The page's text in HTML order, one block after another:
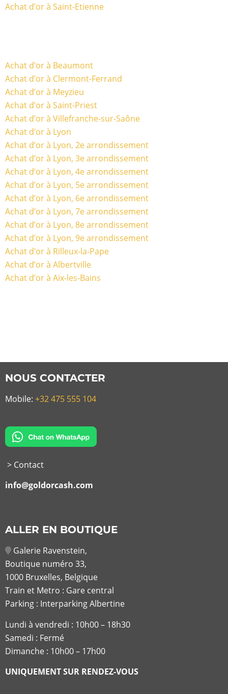
Achat d’or à Saint-Etienne
Achat d’or à Beaumont
Achat d’or à Clermont-Ferrand
Achat d’or à Meyzieu
Achat d’or à Saint-Priest
Achat d’or à Villefranche-sur-Saône
Achat d’or à Lyon
Achat d’or à Lyon, 2e arrondissement
Achat d’or à Lyon, 3e arrondissement
Achat d’or à Lyon, 4e arrondissement
Achat d’or à Lyon, 5e arrondissement
Achat d’or à Lyon, 6e arrondissement
Achat d’or à Lyon, 7e arrondissement
Achat d’or à Lyon, 8e arrondissement
Achat d’or à Lyon, 9e arrondissement
Achat d’or à Rilleux-la-Pape
Achat d’or à Albertville
Achat d’or à Aix-les-Bains
NOUS CONTACTER
Mobile: +32 475 555 104
> Contact
info@goldorcash.com
ALLER EN BOUTIQUE
Galerie Ravenstein,
Boutique numéro 33,
1000 Bruxelles, Belgique
Train et Metro : Gare central
Parking : Interparking Albertine
Lundi à vendredi : 10h00 – 18h30
Samedi : Fermé
Dimanche : 10h00 – 17h00
UNIQUEMENT SUR RENDEZ-VOUS